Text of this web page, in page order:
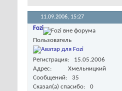
11.09.2006, 15:27
Fozi
Пользователь
Регистрация
15.05.2006
Адрес
Хмельницкий
Сообщений
35
Сказал(а) спасибо
0